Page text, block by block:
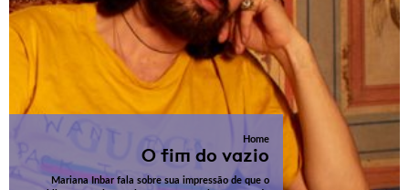
Home
O fim do vazio
Mariana Inbar fala sobre sua impressão de que o